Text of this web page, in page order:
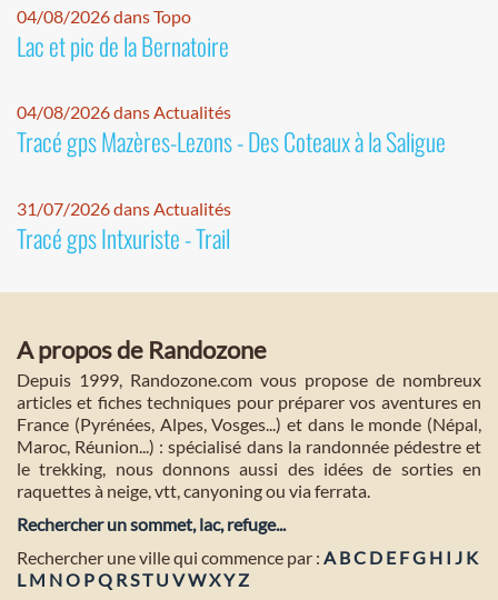
04/08/2026 dans Topo
Lac et pic de la Bernatoire
04/08/2026 dans Actualités
Tracé gps Mazères-Lezons - Des Coteaux à la Saligue
31/07/2026 dans Actualités
Tracé gps Intxuriste - Trail
A propos de Randozone
Depuis 1999, Randozone.com vous propose de nombreux
articles et fiches techniques pour préparer vos aventures en
France (Pyrénées, Alpes, Vosges...) et dans le monde (Népal,
Maroc, Réunion...) : spécialisé dans la randonnée pédestre et
le trekking, nous donnons aussi des idées de sorties en
raquettes à neige, vtt, canyoning ou via ferrata.
Rechercher un sommet, lac, refuge...
Rechercher une ville qui commence par : A BC D E FG H I J K
L M NO PQ RST U VWXYZ